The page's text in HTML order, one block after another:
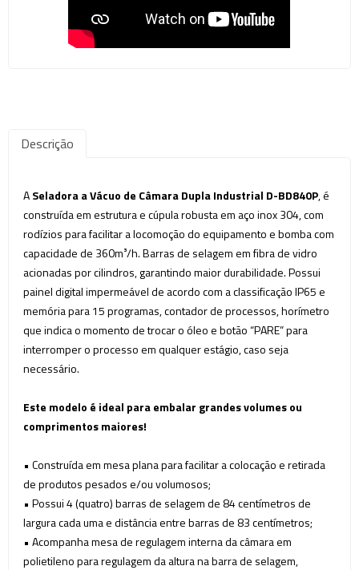
Descrição
ASeladora a Vácuo de Câmara Dupla Industrial D-BD840P, é
construída em estrutura e cúpula robusta em aço inox 304, com
rodízios para facilitar a locomoção do equipamento e bomba com
capacidade de 360m³/h. Barras de selagem em fibra de vidro
acionadas por cilindros, garantindo maior durabilidade. Possui
painel digital impermeável de acordo com a classificação IP65 e
memória para 15 programas, contador de processos, horímetro
que indica o momento de trocar o óleo e botão “PARE” para
interromper o processo em qualquer estágio, caso seja
necessário.
Este modelo é ideal para embalar grandes volumes ou
comprimentos maiores!
• Construída em mesa plana para facilitar a colocação e retirada
de produtos pesados e/ou volumosos;
• Possui 4 (quatro) barras de selagem de 84 centímetros de
largura cada uma e distância entre barras de 83 centímetros;
• Acompanha mesade regulagem interna da câmaraem
polietileno para regulagem da altura na barra de selagem,